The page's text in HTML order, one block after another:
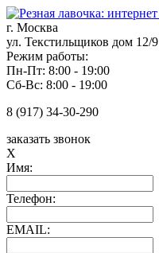
г. Москва
ул. Текстильщиков дом 12/9
Режим работы:
Пн-Пт: 8:00 - 19:00
Сб-Вс: 8:00 - 19:00
8 (917) 34-30-290
заказать звонок
X
Имя:
Телефон:
EMAIL: